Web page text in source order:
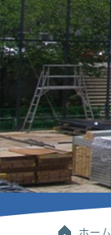
ホーム